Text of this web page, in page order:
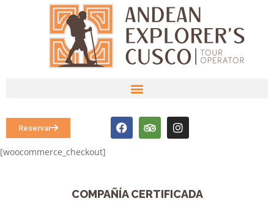
Reservar
[woocommerce_checkout]
COMPAÑÍA CERTIFICADA